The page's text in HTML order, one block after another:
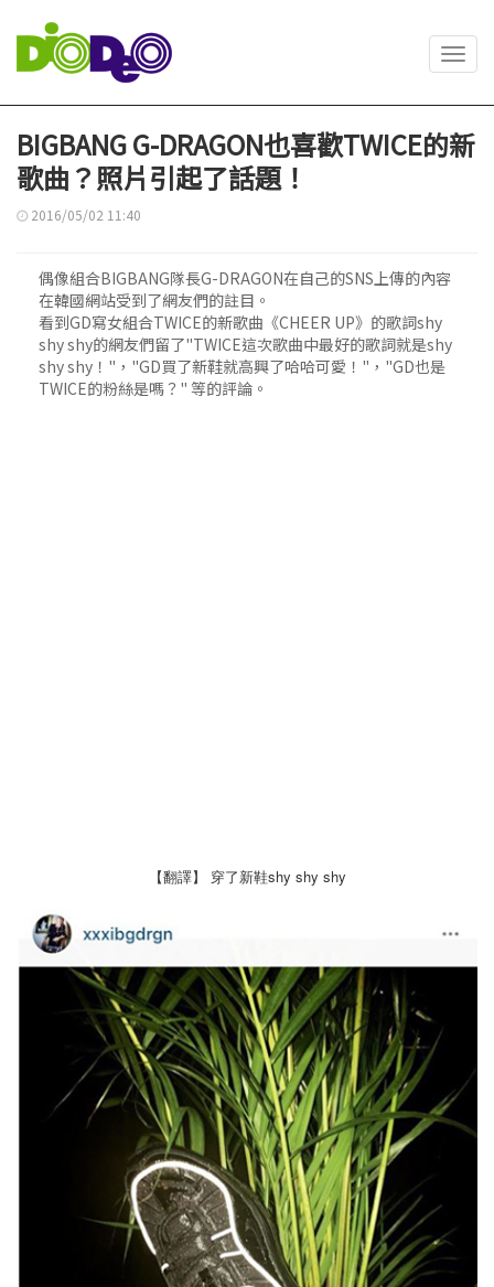
BIGBANG G-DRAGON也喜歡TWICE的新
歌曲？照片引起了話題！
2016/05/02 11:40
偶像組合BIGBANG隊長G-DRAGON在自己的SNS上傳的內容
在韓國網站受到了網友們的註目。
看到GD寫女組合TWICE的新歌曲《CHEER UP》的歌詞shy
shy shy的網友們留了"TWICE這次歌曲中最好的歌詞就是shy
shy shy！"，"GD買了新鞋就高興了哈哈可愛！"，"GD也是
TWICE的粉絲是嗎？" 等的評論。
【翻譯】 穿了新鞋shy shy shy